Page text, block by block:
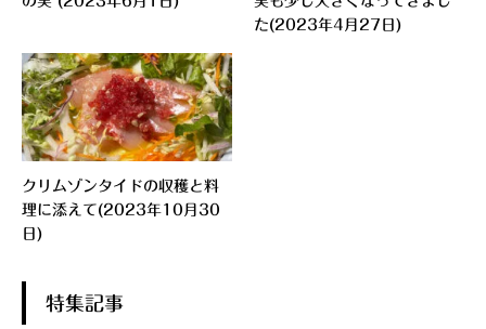
た(2023年4月27日)
クリムゾンタイドの収穫と料
理に添えて(2023年10月30
日)
特集記事